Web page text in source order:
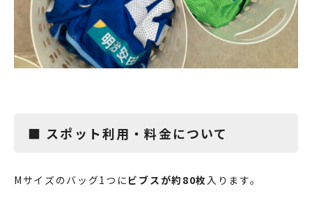
■ スポット利用・料金について
Mサイズのバッグ1つに ビブスが約80枚 入ります。